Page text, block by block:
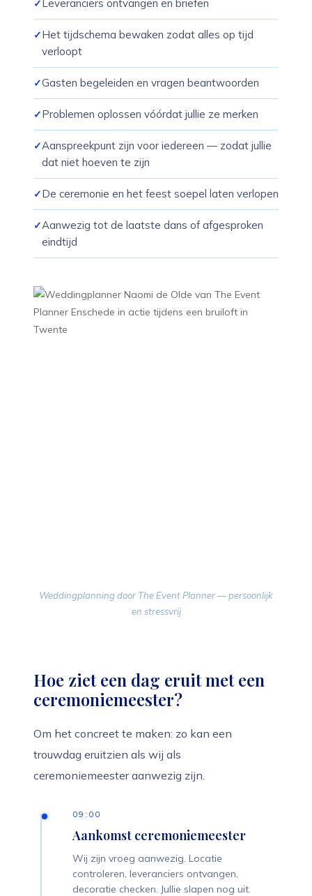
Leveranciers ontvangen en briefen
Het tijdschema bewaken zodat alles op tijd
verloopt
Gasten begeleiden en vragen beantwoorden
Problemen oplossen vóórdat jullie ze merken
Aanspreekpunt zijn voor iedereen — zodat jullie
dat niet hoeven te zijn
De ceremonie en het feest soepel laten verlopen
Aanwezig tot de laatste dans of afgesproken
eindtijd
Weddingplanning door The Event Planner — persoonlijk
en stressvrij
Hoe ziet een dag eruit met een
ceremoniemeester?
Om het concreet te maken: zo kan een
trouwdag eruitzien als wij als
ceremoniemeester aanwezig zijn.
09:00
Aankomst ceremoniemeester
Wij zijn vroeg aanwezig. Locatie
controleren, leveranciers ontvangen,
decoratie checken. Jullie slapen nog uit.